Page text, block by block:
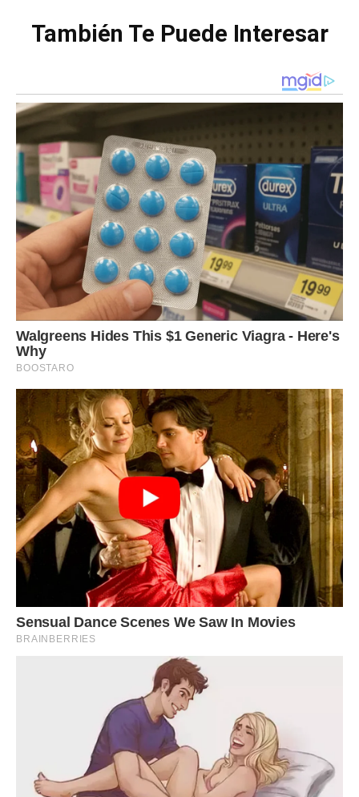
También Te Puede Interesar